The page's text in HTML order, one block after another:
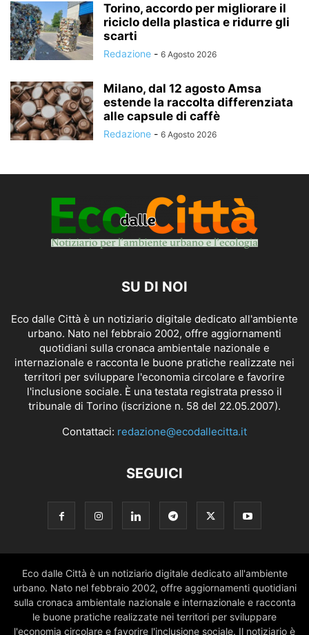
Torino, accordo per migliorare il
riciclo della plastica e ridurre gli
scarti
Redazione - 6 Agosto 2026
Milano, dal 12 agosto Amsa
estende la raccolta differenziata
alle capsule di caffè
Redazione - 6 Agosto 2026
SU DI NOI
Eco dalle Città è un notiziario digitale dedicato all'ambiente
urbano. Nato nel febbraio 2002, offre aggiornamenti
quotidiani sulla cronaca ambientale nazionale e
internazionale e racconta le buone pratiche realizzate nei
territori per sviluppare l'economia circolare e favorire
l'inclusione sociale. È una testata registrata presso il
tribunale di Torino (iscrizione n. 58 del 22.05.2007).
Contattaci: redazione@ecodallecitta.it
SEGUICI
Eco dalle Città è un notiziario digitale dedicato all'ambiente
urbano. Nato nel febbraio 2002, offre aggiornamenti quotidiani
sulla cronaca ambientale nazionale e internazionale e racconta
le buone pratiche realizzate nei territori per sviluppare
l'economia circolare e favorire l'inclusione sociale. Il notiziario è